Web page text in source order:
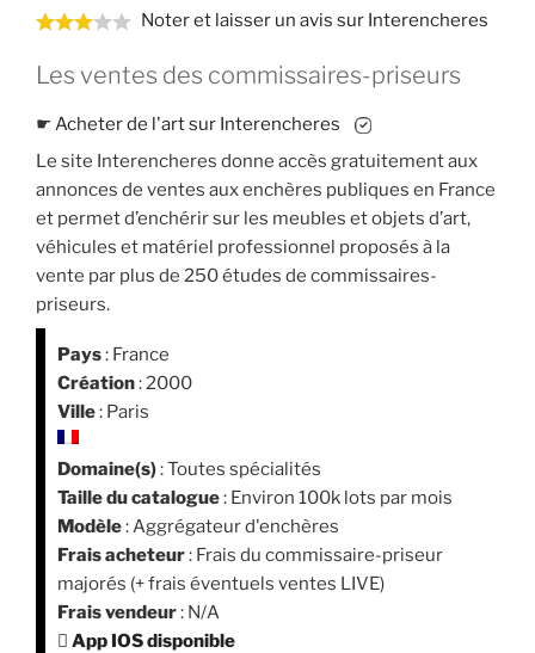
Noter et laisser un avis sur Interencheres
Les ventes des commissaires-priseurs
☛ Acheter de l'art sur Interencheres
Le site Interencheres donne accès gratuitement aux
annonces de ventes aux enchères publiques en France
et permet d’enchérir sur les meubles et objets d’art,
véhicules et matériel professionnel proposés à la
vente par plus de 250 études de commissaires-
priseurs.
Pays: France
Création: 2000
Ville: Paris
Domaine(s): Toutes spécialités
Taille du catalogue: Environ 100k lots par mois
Modèle: Aggrégateur d'enchères
Frais acheteur: Frais du commissaire-priseur
majorés (+ frais éventuels ventes LIVE)
Frais vendeur: N/A
 App IOS disponible